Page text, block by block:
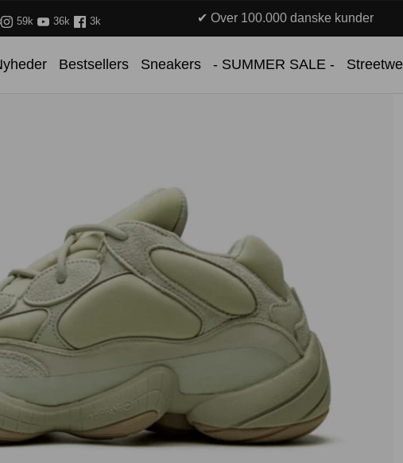
59k 36k 3k ✔ Over 100.000 danske kunder
Bestsellers Sneakers - SUMMER SALE -